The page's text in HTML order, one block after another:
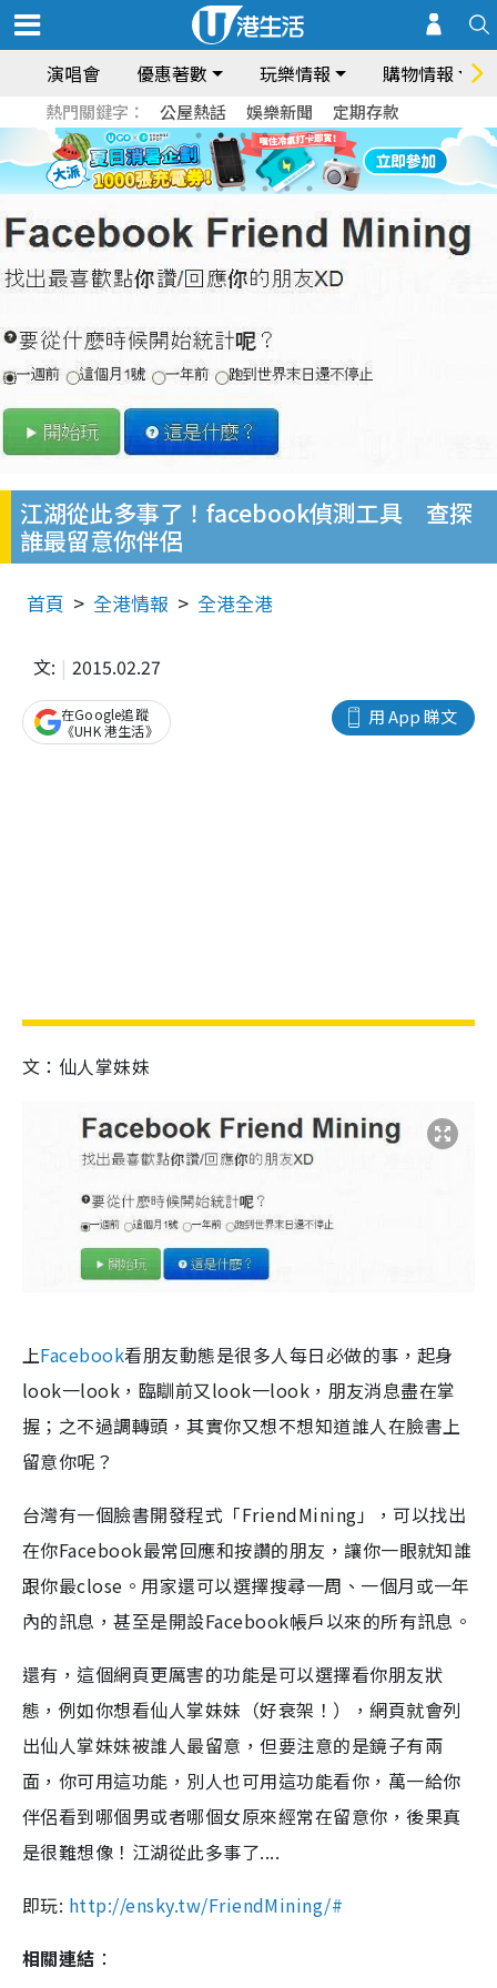
演唱會 優惠著數 玩樂情報 購物情報
熱門關鍵字： 公屋熱話 娛樂新聞 定期存款
江湖從此多事了！facebook偵測工具 查探
誰最留意你伴侶
首頁 全港情報 全港全港
文: 2015.02.27
用 App 睇文
在Google追蹤
《UHK 港生活》
文：仙人掌妹妹
上Facebook看朋友動態是很多人每日必做的事，起身
look一look，臨瞓前又look一look，朋友消息盡在掌
握；之不過調轉頭，其實你又想不想知道誰人在臉書上
留意你呢？
台灣有一個臉書開發程式「FriendMining」，可以找出
在你Facebook最常回應和按讚的朋友，讓你一眼就知誰
跟你最close。用家還可以選擇搜尋一周、一個月或一年
內的訊息，甚至是開設Facebook帳戶以來的所有訊息。
還有，這個網頁更厲害的功能是可以選擇看你朋友狀
態，例如你想看仙人掌妹妹（好衰架！），網頁就會列
出仙人掌妹妹被誰人最留意，但要注意的是鏡子有兩
面，你可用這功能，別人也可用這功能看你，萬一給你
伴侶看到哪個男或者哪個女原來經常在留意你，後果真
是很難想像！江湖從此多事了....
即玩: http://ensky.tw/FriendMining/#
相關連結 ：